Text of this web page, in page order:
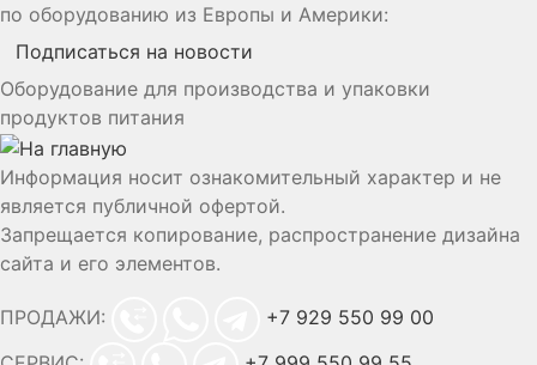
по оборудованию из Европы и Америки:
Подписаться на новости
Оборудование для производства и упаковки
продуктов питания
Информация носит ознакомительный характер и не
является публичной офертой.
Запрещается копирование, распространение дизайна
сайта и его элементов.
ПРОДАЖИ:
+7 929 550 99 00